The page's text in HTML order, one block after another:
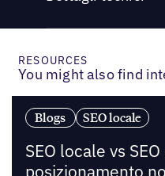
RESOURCES
You might also find
Blogs SEO locale
SEO locale vs